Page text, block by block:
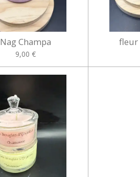
Nag Champa
9,00 €
fleur